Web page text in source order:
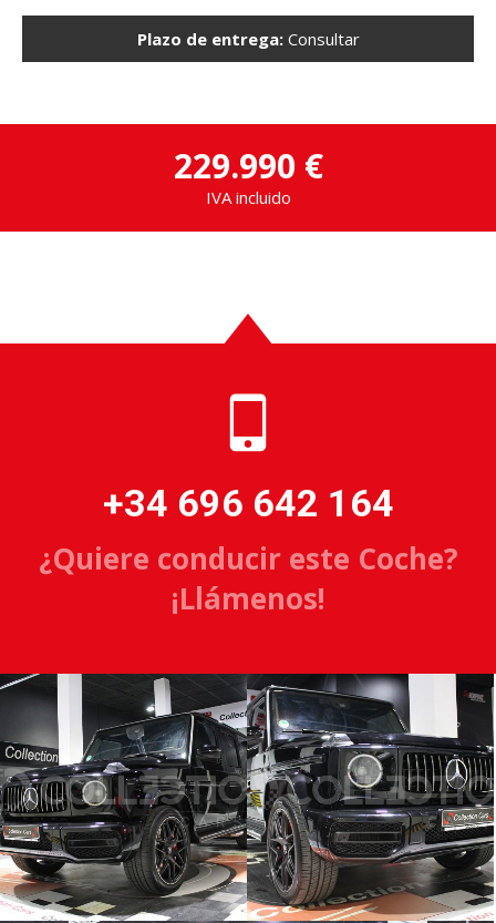
Plazo de entrega:Consultar
229.990 €
IVA incluido
+34 696 642 164
¿Quiere conducir este Coche?
¡Llámenos!